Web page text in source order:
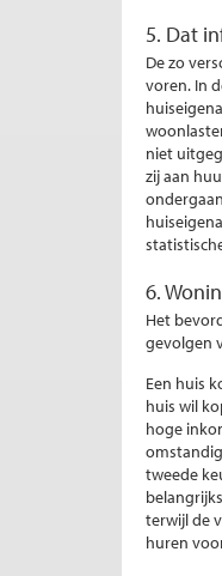
5. Dat
De zo
voren. In
niet
zij aan
6.
Het
gevolgen
Een huis
huis wil
hoge
tweede
terwijl de
huren